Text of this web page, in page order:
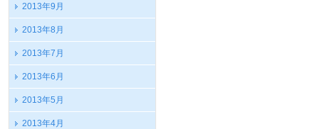
2013年9月
2013年8月
2013年7月
2013年6月
2013年5月
2013年4月